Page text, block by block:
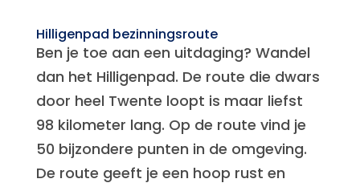
Hilligenpad bezinningsroute
Ben je toe aan een uitdaging? Wandel
dan het Hilligenpad. De route die dwars
door heel Twente loopt is maar liefst
98 kilometer lang. Op de route vind je
50 bijzondere punten in de omgeving.
De route geeft je een hoop rust en